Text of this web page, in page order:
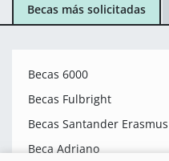
Becas más solicitadas
Becas 6000
Becas Fulbright
Becas Santander Erasmus
Beca Adriano